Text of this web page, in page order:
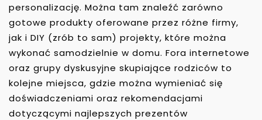
personalizację. Można tam znaleźć zarówno
gotowe produkty oferowane przez różne firmy,
jak i DIY (zrób to sam) projekty, które można
wykonać samodzielnie w domu. Fora internetowe
oraz grupy dyskusyjne skupiające rodziców to
kolejne miejsca, gdzie można wymieniać się
doświadczeniami oraz rekomendacjami
dotyczącymi najlepszych prezentów